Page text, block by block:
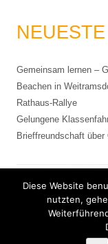
Gemeinsam lernen –
Beachen in
Rathaus-Rallye
Gelungene
Brieffreundschaft über
Impressum
Diese Website
nutzten,